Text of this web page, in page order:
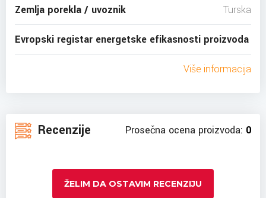
Zemlja porekla / uvoznik Turska
Evropski registar energetske efikasnosti proizvoda
Više informacija
Recenzije Prosečna ocena proizvoda: 0
ŽELIM DA OSTAVIM RECENZIJU